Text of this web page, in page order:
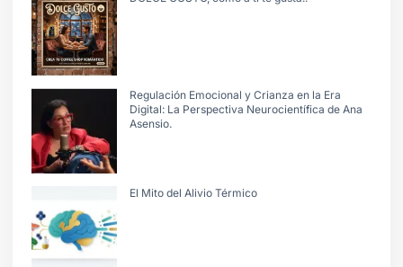
Regulación Emocional y Crianza en la Era
Digital: La Perspectiva Neurocientífica de Ana
Asensio.
El Mito del Alivio Térmico